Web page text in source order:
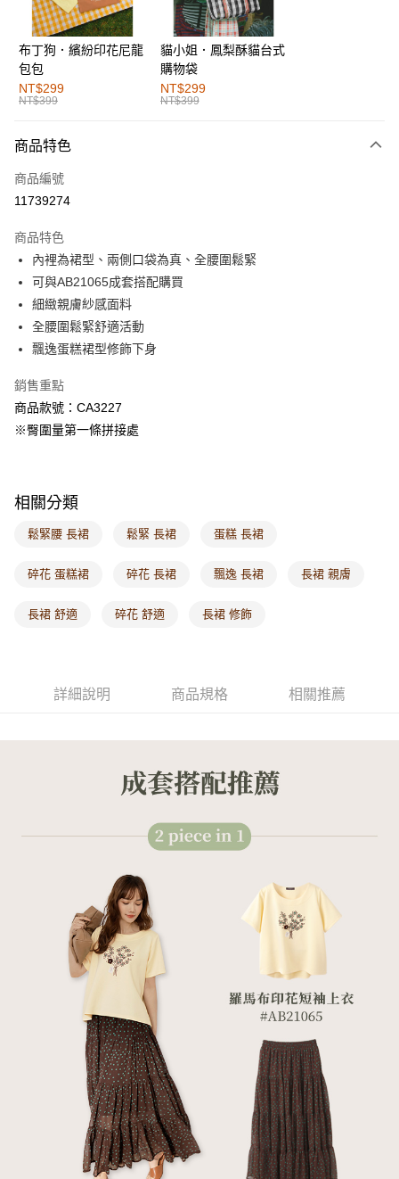
街口支付
運送方式
全家取貨付款
每筆NT$60，滿NT$1,000(含以上)免運費
付款後全家取貨
萊爾富取貨付款
付款後萊爾富取貨
每筆NT$60，滿NT$1,000(含以上)免運費
7-11取貨付款
每筆NT$60，滿NT$1,000(含以上)免運費
每筆NT$60，滿NT$1,000(含以上)免運費
宅配
每筆NT$60，滿NT$1,000(含以上)免運費
海外配送-港/澳/新/馬/泰國專屬
海外配送-其他亞洲地區 查看運費
布丁狗．繽紛印花尼龍
包包
NT$299
NT$399
貓小姐．鳳梨酥貓台式
購物袋
NT$299
NT$399
商品特色
商品編號
11739274
商品特色
內裡為裙型、兩側口袋為真、全腰圍鬆緊
可與AB21065成套搭配購買
細緻親膚紗感面料
全腰圍鬆緊舒適活動
飄逸蛋糕裙型修飾下身
銷售重點
商品款號：CA3227
※臀圍量第一條拼接處
相關分類
鬆緊腰 長裙 鬆緊 長裙 蛋糕 長裙
碎花 蛋糕裙 碎花 長裙 飄逸 長裙 長裙 親膚
長裙 舒適 碎花 舒適 長裙 修飾
詳細說明 商品規格 相關推薦